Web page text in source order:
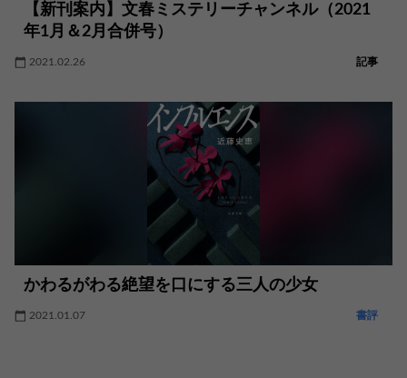
【新刊案内】文春ミステリーチャンネル（2021
年1月＆2月合併号）
2021.02.26 記事
かわるがわる絶望を口にする三人の少女
2021.01.07 書評